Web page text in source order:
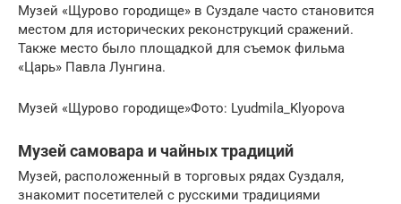
Музей «Щурово городище» в Суздале часто становится
местом для исторических реконструкций сражений.
Также место было площадкой для съемок фильма
«Царь» Павла Лунгина.
Музей «Щурово городище»Фото: Lyudmila_Klyopova
Музей самовара и чайных традиций
Музей, расположенный в торговых рядах Суздаля,
знакомит посетителей с русскими традициями